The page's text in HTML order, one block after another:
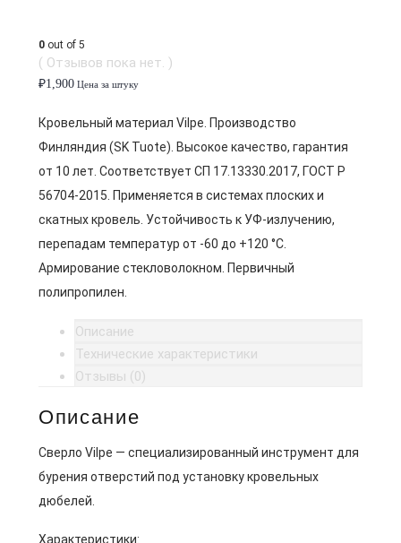
0 out of 5
( Отзывов пока нет. )
₽1,900 Цена за штуку
Кровельный материал Vilpe. Производство
Финляндия (SK Tuote). Высокое качество, гарантия
от 10 лет. Соответствует СП 17.13330.2017, ГОСТ Р
56704-2015. Применяется в системах плоских и
скатных кровель. Устойчивость к УФ-излучению,
перепадам температур от -60 до +120 °C.
Армирование стекловолокном. Первичный
полипропилен.
Описание
Технические характеристики
Отзывы (0)
Описание
Сверло Vilpe — специализированный инструмент для
бурения отверстий под установку кровельных
дюбелей.
Характеристики: